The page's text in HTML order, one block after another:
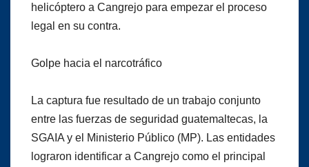
helicóptero a Cangrejo para empezar el proceso
legal en su contra.
Golpe hacia el narcotráfico
La captura fue resultado de un trabajo conjunto
entre las fuerzas de seguridad guatemaltecas, la
SGAIA y el Ministerio Público (MP). Las entidades
lograron identificar a Cangrejo como el principal